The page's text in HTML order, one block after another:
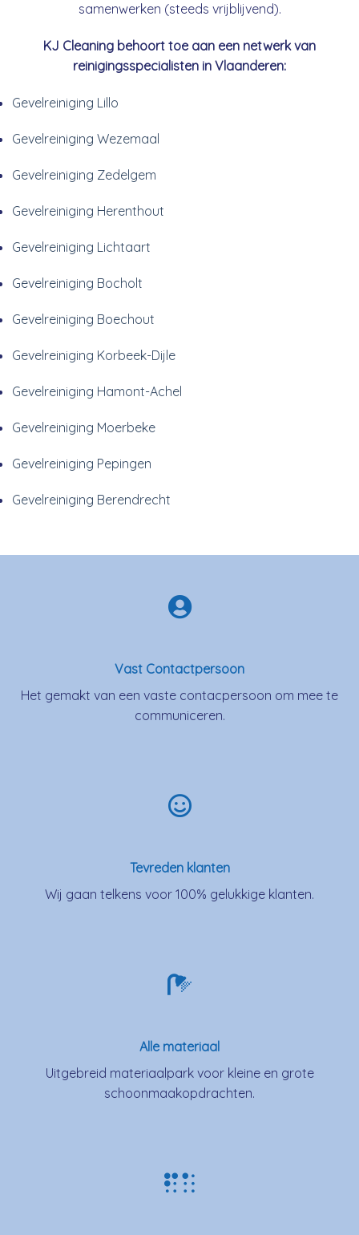
samenwerken (steeds vrijblijvend).
KJ Cleaning behoort toe aan een netwerk van
reinigingsspecialisten in Vlaanderen:
Gevelreiniging Lillo
Gevelreiniging Wezemaal
Gevelreiniging Zedelgem
Gevelreiniging Herenthout
Gevelreiniging Lichtaart
Gevelreiniging Bocholt
Gevelreiniging Boechout
Gevelreiniging Korbeek-Dijle
Gevelreiniging Hamont-Achel
Gevelreiniging Moerbeke
Gevelreiniging Pepingen
Gevelreiniging Berendrecht
Vast Contactpersoon
Het gemakt van een vaste contacpersoon om mee te
communiceren.
Tevreden klanten
Wij gaan telkens voor 100% gelukkige klanten.
Alle materiaal
Uitgebreid materiaalpark voor kleine en grote
schoonmaakopdrachten.